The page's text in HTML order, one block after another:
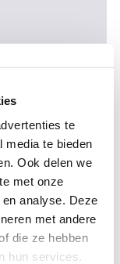
te
media te bieden
Ook delen we
met onze
analyse. Deze
met andere
die ze hebben
hun services.